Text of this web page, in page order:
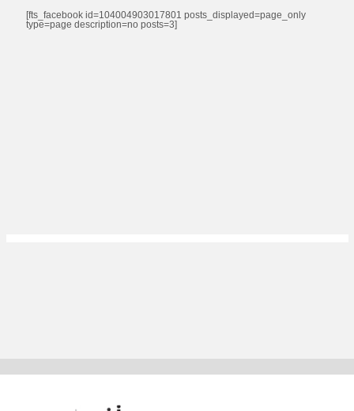
[fts_facebook id=104004903017801 posts_displayed=page_only
type=page description=no posts=3]